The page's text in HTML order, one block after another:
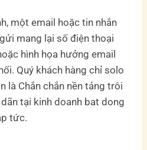
một email hoặc tin nhắn
mang lại số điện thoại
hình họa hưởng email
Quý khách hàng chỉ solo
là Chắn chắn nền tảng trôi
tại kinh doanh bat dong
tức.